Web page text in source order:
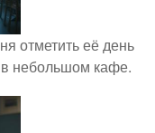
отметить её день
небольшом кафе.